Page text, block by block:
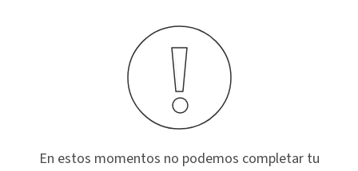
En estos momentos no podemos completar tu